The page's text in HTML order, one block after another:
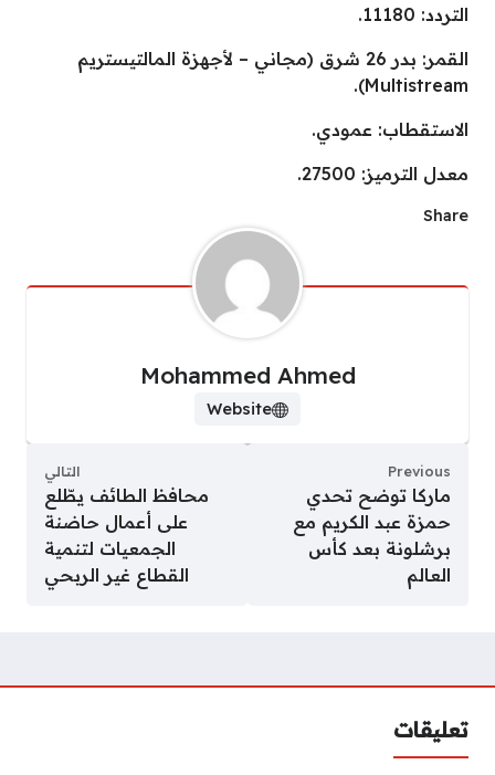
التردد: 11180.
القمر: بدر 26 شرق (مجاني – لأجهزة المالتيستريم
Multistream).
الاستقطاب: عمودي.
معدل الترميز: 27500.
Share
Mohammed Ahmed
Website
Previous
ماركا توضح تحدي
حمزة عبد الكريم مع
برشلونة بعد كأس
العالم
التالي
محافظ الطائف يطّلع
على أعمال حاضنة
الجمعيات لتنمية
القطاع غير الربحي
تعليقات